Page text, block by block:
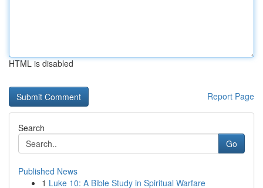
HTML is disabled
Report Page
Search
Go
Published News
1 Luke 10: A Bible Study in Spiritual Warfare